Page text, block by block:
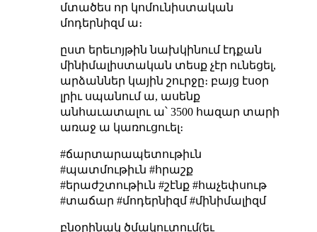
մտածես որ կոմունիստական
մոդերնիզմ ա։
ըստ երեւոյթին նախկինում էդքան
մինիմալիստական տեսք չէր ունեցել,
արձաններ կային շուրջը։ բայց էսօր
լրիւ սպանում ա, ասենք
անհաւատալու ա՝ 3500 հազար տարի
առաջ ա կառուցուել։
#ճարտարապետութիւն
#պատմութիւն #հրաշք
#երաժշտութիւն #շէնք #հաչեփսութ
#տաճար #մոդերնիզմ #մինիմալիզմ
բնօրինակ ծմակուտում(եւ